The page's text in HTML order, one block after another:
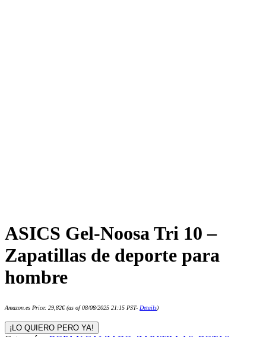
ASICS Gel-Noosa Tri 10 –
Zapatillas de deporte para
hombre
Amazon.es Price: 29,82€(as of 08/08/2025 21:15 PST- Details)
¡LO QUIERO PERO YA!